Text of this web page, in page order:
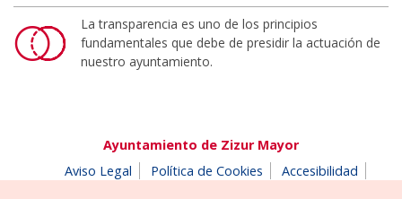
La transparencia es uno de los principios
fundamentales que debe de presidir la actuación de
nuestro ayuntamiento.
Ayuntamiento de Zizur Mayor
Aviso Legal
Política de Cookies
Accesibilidad